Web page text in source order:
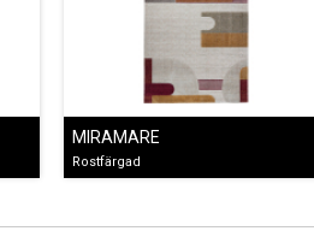
MIRAMARE
Rostfärgad